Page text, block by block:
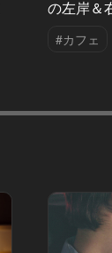
の左岸＆
#カフェ